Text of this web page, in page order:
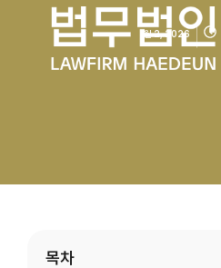
1월 2, 2026
목차